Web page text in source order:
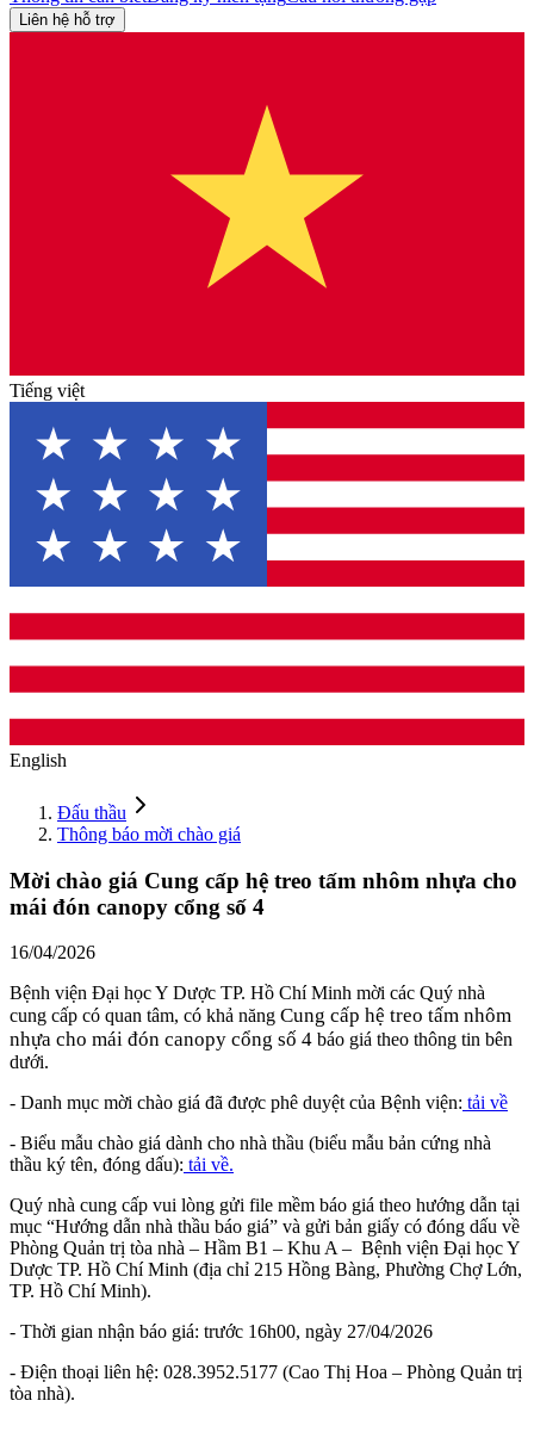
Liên hệ hỗ trợ
Tiếng việt
English
Đấu thầu
Thông báo mời chào giá
Mời chào giá Cung cấp hệ treo tấm nhôm nhựa cho
mái đón canopy cổng số 4
16/04/2026
Bệnh viện Đại học Y Dược TP. Hồ Chí Minh mời các Quý nhà
cung cấp có quan tâm, có khả năng Cung cấp hệ treo tấm nhôm
nhựa cho mái đón canopy cổng số 4 báo giá theo thông tin bên
dưới.
- Danh mục mời chào giá đã được phê duyệt của Bệnh viện: tải về
- Biểu mẫu chào giá dành cho nhà thầu (biểu mẫu bản cứng nhà
thầu ký tên, đóng dấu): tải về.
Quý nhà cung cấp vui lòng gửi file mềm báo giá theo hướng dẫn tại
mục “Hướng dẫn nhà thầu báo giá” và gửi bản giấy có đóng dấu về
Phòng Quản trị tòa nhà – Hầm B1 – Khu A – Bệnh viện Đại học Y
Dược TP. Hồ Chí Minh (địa chỉ 215 Hồng Bàng, Phường Chợ Lớn,
TP. Hồ Chí Minh).
- Thời gian nhận báo giá: trước 16h00, ngày 27/04/2026
- Điện thoại liên hệ: 028.3952.5177 (Cao Thị Hoa – Phòng Quản trị
tòa nhà).